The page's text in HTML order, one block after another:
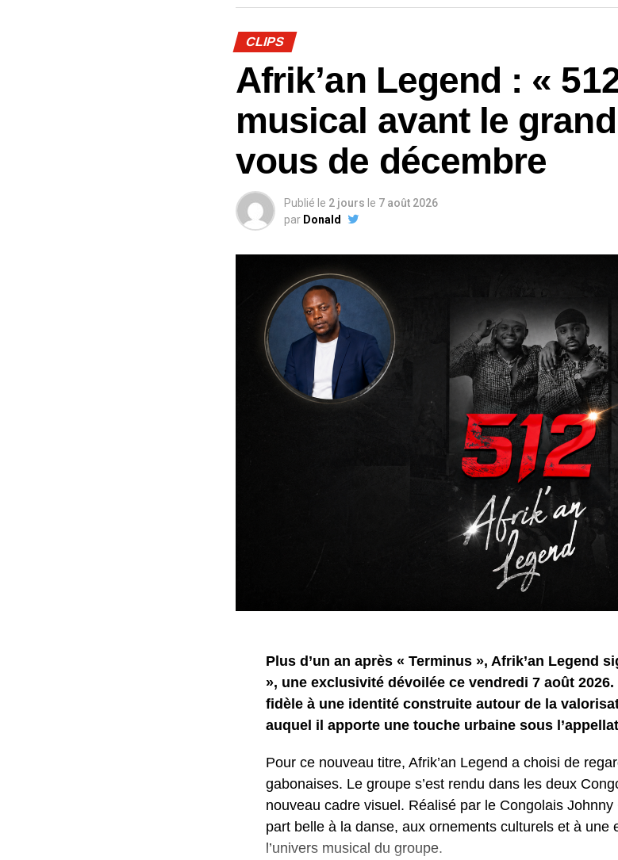
CLIPS
Afrik’an Legend : «
musical avant le
vous de décembre
Publié le 2 jours le 7 août 2026
par Donald
Plus d’un an après « Terminus », Afrik’an Legend
», une exclusivité dévoilée ce vendredi 7 août
fidèle à une identité construite autour de la
auquel il apporte une touche urbaine sous
Pour ce nouveau titre, Afrik’an Legend a choisi de
gabonaises. Le groupe s’est rendu dans les deux
nouveau cadre visuel. Réalisé par le Congolais
part belle à la danse, aux ornements culturels et à une
l’univers musical du groupe.